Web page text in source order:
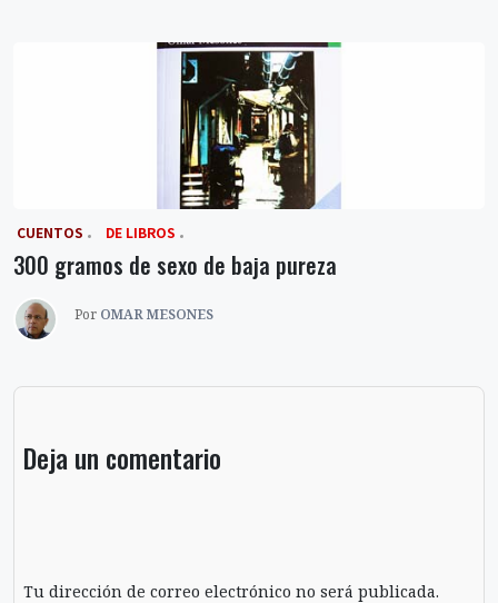
‎ CUENTOS DE LIBROS
300 gramos de sexo de baja pureza
Por OMAR MESONES
Deja un comentario
Tu dirección de correo electrónico no será publicada.